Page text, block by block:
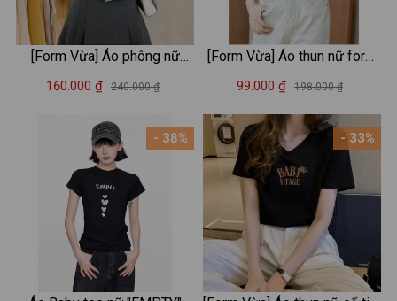
[Form Vừa] Áo phông nữ
LOZA màu trắng BST Hoa
thun cotton 4 chiều mát mẻ -
Mã G0406
160.000 ₫ 240.000 ₫
- 38%
[Form Vừa] Áo thun nữ form
vừa in hình thời trang - Áo
XA0010
99.000 ₫ 198.000 ₫
- 33%